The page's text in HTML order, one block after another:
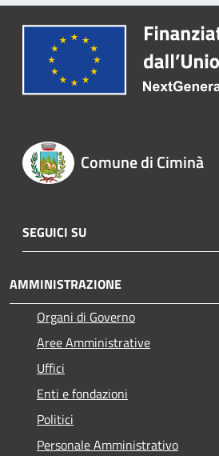
Comune di Ciminà
SEGUICI SU
AMMINISTRAZIONE
Organi di Governo
Aree Amministrative
Uffici
Enti e fondazioni
Politici
Personale Amministrativo